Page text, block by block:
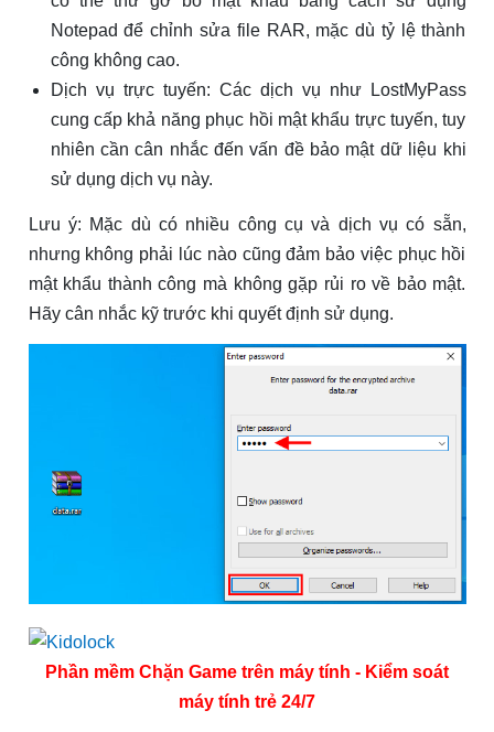
Notepad để chỉnh sửa file RAR, mặc dù tỷ lệ thành
công không cao.
Dịch vụ trực tuyến: Các dịch vụ như LostMyPass
cung cấp khả năng phục hồi mật khẩu trực tuyến, tuy
nhiên cần cân nhắc đến vấn đề bảo mật dữ liệu khi
sử dụng dịch vụ này.
Lưu ý: Mặc dù có nhiều công cụ và dịch vụ có sẵn,
nhưng không phải lúc nào cũng đảm bảo việc phục hồi
mật khẩu thành công mà không gặp rủi ro về bảo mật.
Hãy cân nhắc kỹ trước khi quyết định sử dụng.
Phần mềm Chặn Game trên máy tính - Kiểm soát
máy tính trẻ 24/7